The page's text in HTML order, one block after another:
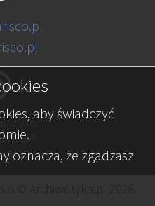
aby świadczyć
oznacza, że zgadzasz
z o.o.
134
Łódź
Archiwistyka.pl 2026.